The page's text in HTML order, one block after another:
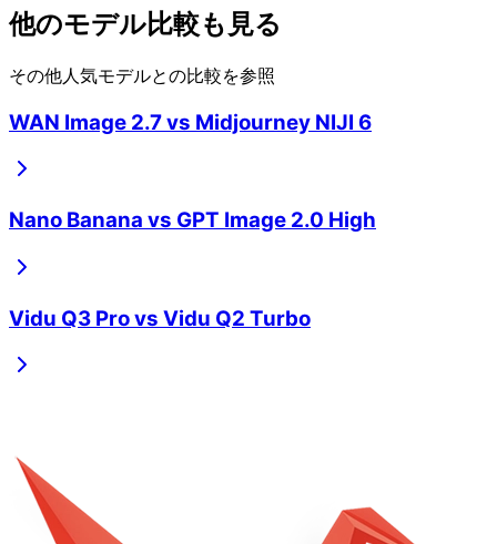
他のモデル比較も見る
その他人気モデルとの比較を参照
WAN Image 2.7vs Midjourney NIJI 6
Nano Banana vs GPT Image 2.0 High
Vidu Q3 Provs Vidu Q2 Turbo